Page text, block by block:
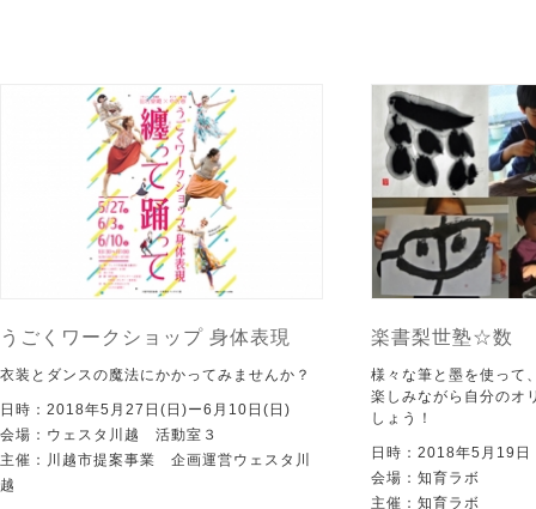
うごくワークショップ 身体表現
衣装とダンスの魔法にかかってみませんか？
日時：2018年5月27日(日)ー6月10日(日)
会場：ウェスタ川越 活動室３
主催：川越市提案事業 企画運営ウェスタ川
越
楽書梨世塾☆数
様々な筆と墨を使って
楽しみながら自分のオ
しょう！
日時：2018年5月19日
会場：知育ラボ
主催：知育ラボ